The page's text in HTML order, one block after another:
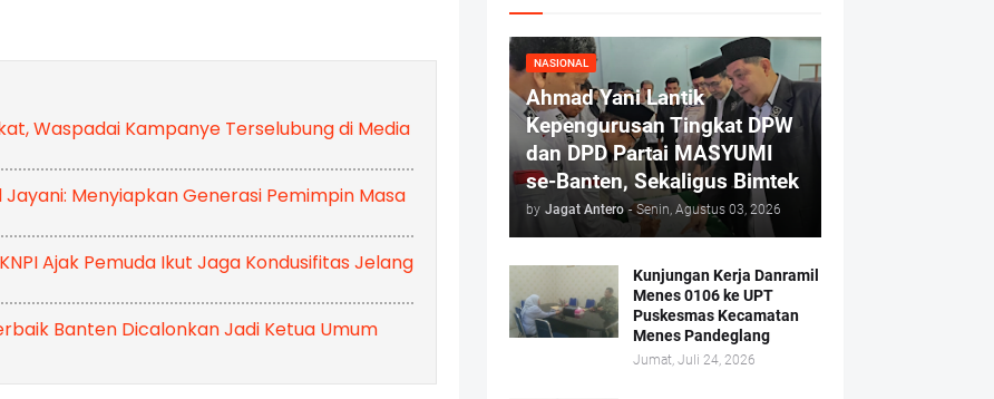
Waspadai Kampanye Terselubung di Media
Menyiapkan Generasi Pemimpin Masa
Ajak Pemuda Ikut Jaga Kondusifitas Jelang
Banten Dicalonkan Jadi Ketua Umum
NASIONAL
Ahmad Yani Lantik
Kepengurusan Tingkat DPW
dan DPD Partai MASYUMI
se-Banten, Sekaligus Bimtek
by Jagat Antero - Senin, Agustus 03, 2026
Kunjungan Kerja Danramil
Menes 0106 ke UPT
Puskesmas Kecamatan
Menes Pandeglang
Jumat, Juli 24, 2026